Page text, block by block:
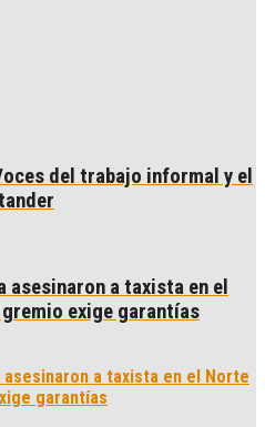
del trabajo informal y el
asesinaron a taxista en el
exige garantías